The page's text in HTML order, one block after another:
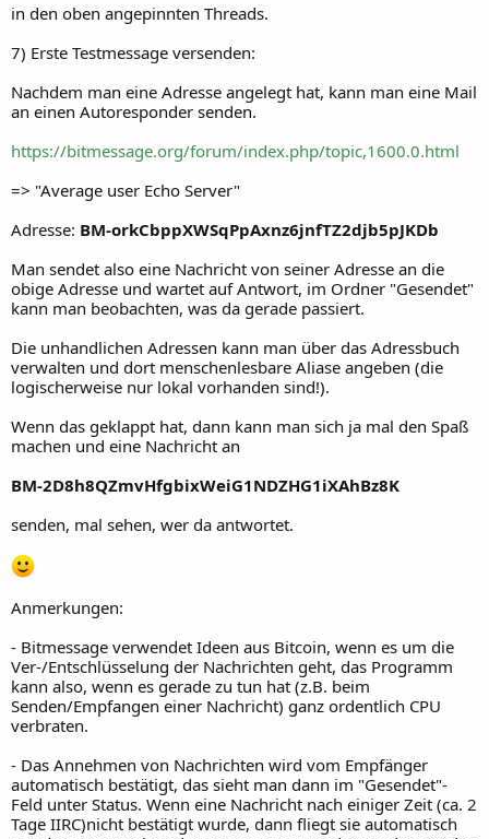
in den oben angepinnten Threads.
7) Erste Testmessage versenden:
Nachdem man eine Adresse angelegt hat, kann man eine Mail
an einen Autoresponder senden.
https://bitmessage.org/forum/index.php/topic,1600.0.html
=> "Average user Echo Server"
Adresse: BM-orkCbppXWSqPpAxnz6jnfTZ2djb5pJKDb
Man sendet also eine Nachricht von seiner Adresse an die
obige Adresse und wartet auf Antwort, im Ordner "Gesendet"
kann man beobachten, was da gerade passiert.
Die unhandlichen Adressen kann man über das Adressbuch
verwalten und dort menschenlesbare Aliase angeben (die
logischerweise nur lokal vorhanden sind!).
Wenn das geklappt hat, dann kann man sich ja mal den Spaß
machen und eine Nachricht an
BM-2D8h8QZmvHfgbixWeiG1NDZHG1iXAhBz8K
senden, mal sehen, wer da antwortet.
Anmerkungen:
- Bitmessage verwendet Ideen aus Bitcoin, wenn es um die
Ver-/Entschlüsselung der Nachrichten geht, das Programm
kann also, wenn es gerade zu tun hat (z.B. beim
Senden/Empfangen einer Nachricht) ganz ordentlich CPU
verbraten.
- Das Annehmen von Nachrichten wird vom Empfänger
automatisch bestätigt, das sieht man dann im "Gesendet"-
Feld unter Status. Wenn eine Nachricht nach einiger Zeit (ca. 2
Tage IIRC)nicht bestätigt wurde, dann fliegt sie automatisch